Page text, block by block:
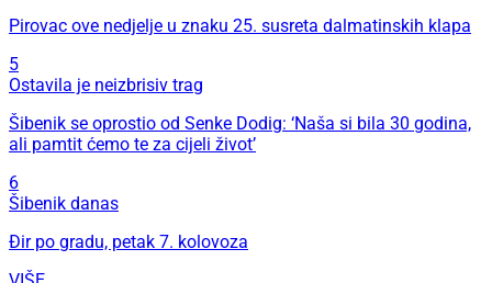
Pirovac ove nedjelje u znaku 25. susreta dalmatinskih klapa
5
Ostavila je neizbrisiv trag
Šibenik se oprostio od Senke Dodig: ‘Naša si bila 30 godina,
ali pamtit ćemo te za cijeli život’
6
Šibenik danas
Đir po gradu, petak 7. kolovoza